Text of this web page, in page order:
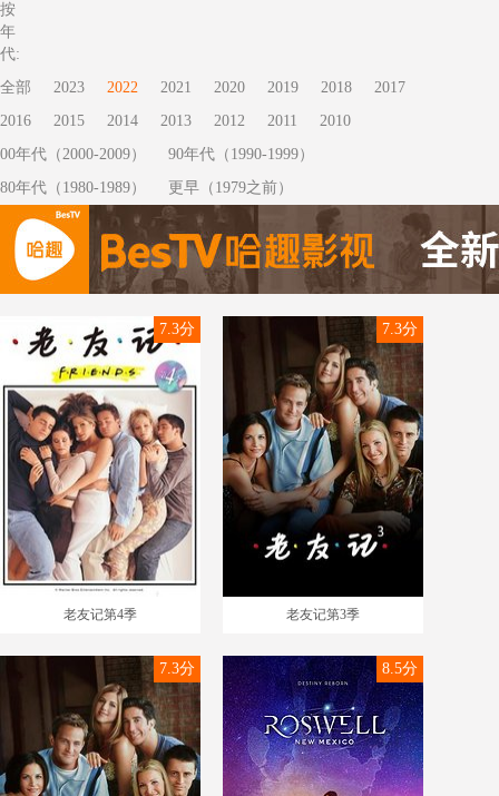
按
年
代:
全部
2023 2022 2021 2020 2019 2018
2017
2016
2015 2014 2013 2012 2011
2010
00年代（2000-2009）
90年代（1990-1999）
80年代（1980-1989）
更早（1979之前）
老友记第4季
7.3分
老友记第3季
7.3分
7.3分 8.5分